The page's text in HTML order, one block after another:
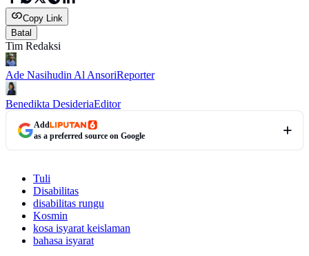
Copy Link
Batal
Tim Redaksi
Ade Nasihudin Al AnsoriReporter
Benedikta DesideriaEditor
Add
as a preferred source on Google
Tuli
Disabilitas
disabilitas rungu
Kosmin
kosa isyarat keislaman
bahasa isyarat